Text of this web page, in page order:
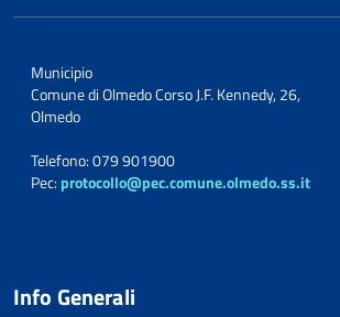
Municipio
Comune di Olmedo Corso J.F. Kennedy, 26,
Olmedo
Telefono: 079 901900
Pec: protocollo@pec.comune.olmedo.ss.it
Info Generali